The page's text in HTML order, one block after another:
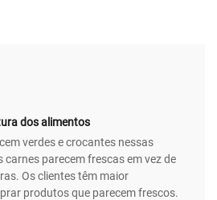
dos alimentos
verdes e crocantes nessas
carnes parecem frescas em vez de
Os clientes têm maior
produtos que parecem frescos.